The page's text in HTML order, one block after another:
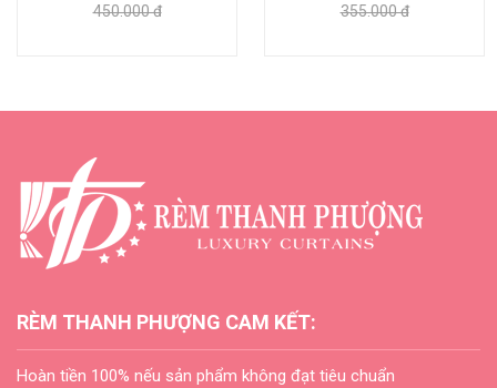
450.000 đ 355.000 đ
RÈM THANH PHƯỢNG CAM KẾT:
Hoàn tiền 100% nếu sản phẩm không đạt tiêu chuẩn